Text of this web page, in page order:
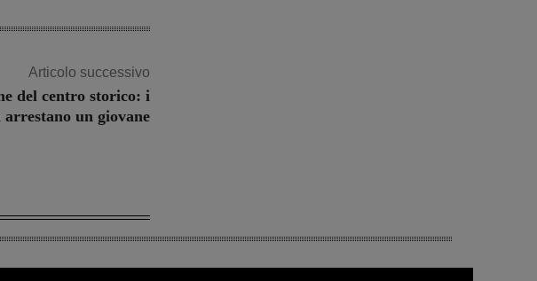
Articolo successivo
del centro storico: i
un giovane